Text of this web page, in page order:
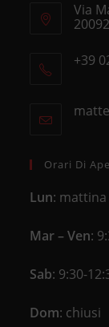
Via
in
+39
your
Orari Di
Lun: mattina
Mar – Ven:
Sab: 9:30-
Dom: chiusi